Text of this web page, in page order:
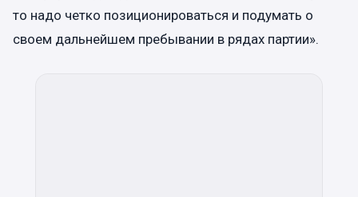
то надо четко позиционироваться и подумать о
своем дальнейшем пребывании в рядах партии».